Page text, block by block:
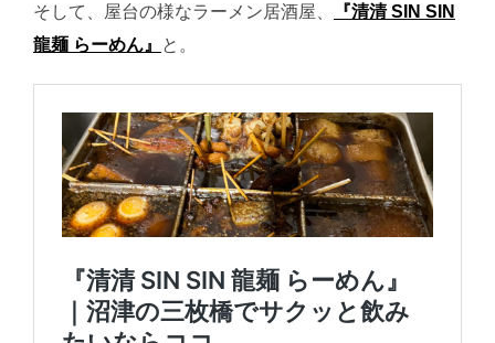
そして、屋台の様なラーメン居酒屋、
『清清 SIN SIN
龍麺 らーめん』
と。